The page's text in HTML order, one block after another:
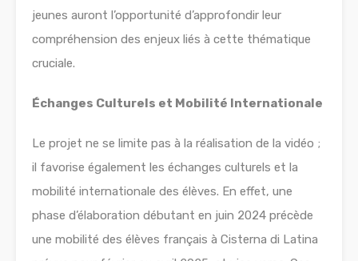
jeunes auront l’opportunité d’approfondir leur
compréhension des enjeux liés à cette thématique
cruciale.
Échanges Culturels et Mobilité Internationale
Le projet ne se limite pas à la réalisation de la vidéo ;
il favorise également les échanges culturels et la
mobilité internationale des élèves. En effet, une
phase d’élaboration débutant en juin 2024 précède
une mobilité des élèves français à Cisterna di Latina